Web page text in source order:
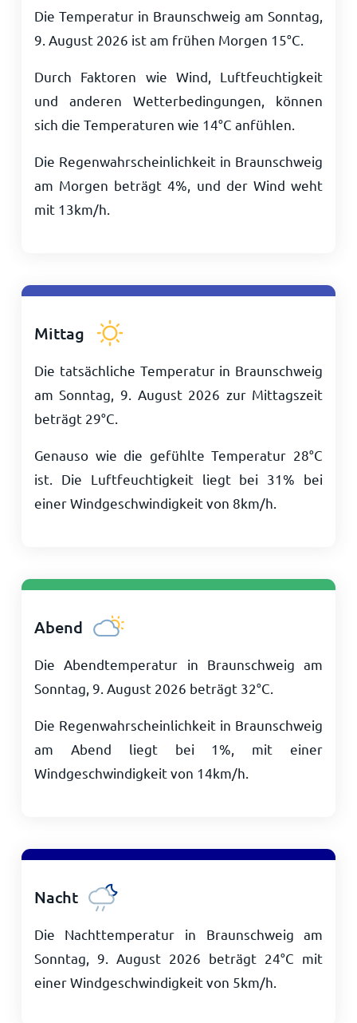
Die Temperatur in Braunschweig am Sonntag,
9. August 2026 ist am frühen Morgen 15°C
Durch Faktoren wie Wind, Luftfeuchtigkeit
und anderen Wetterbedingungen, können
sich die Temperaturen wie 14°C anfühlen.
Die Regenwahrscheinlichkeit in Braunschweig
am Morgen beträgt 4%, und der Wind weht
mit 13km/h
Mittag
Die tatsächliche Temperatur in Braunschweig
am Sonntag, 9. August 2026 zur Mittagszeit
beträgt 29°C
Genauso wie die gefühlte Temperatur 28°C
ist. Die Luftfeuchtigkeit liegt bei 31% bei
einer Windgeschwindigkeit von 8km/h
Abend
Die Abendtemperatur in Braunschweig am
Sonntag, 9. August 2026 beträgt 32°C
Die Regenwahrscheinlichkeit in Braunschweig
am Abend liegt bei 1%, mit einer
Windgeschwindigkeit von 14km/h
Nacht
Die Nachttemperatur in Braunschweig am
Sonntag, 9. August 2026 beträgt 24°C mit
einer Windgeschwindigkeit von 5km/h